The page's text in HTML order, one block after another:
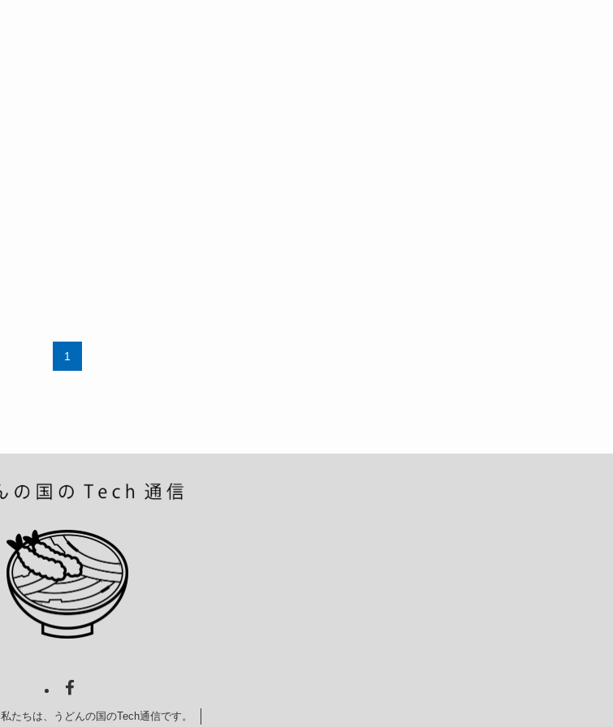
1
私たちは、うどんの国のTech通信です。